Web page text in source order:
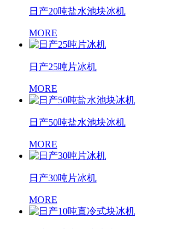
日产20吨盐水池块冰机
MORE
日产25吨片冰机
MORE
日产50吨盐水池块冰机
MORE
日产30吨片冰机
MORE